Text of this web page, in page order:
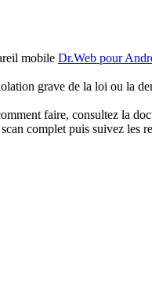
mobile Dr.Web pour
grave de la loi ou la
faire, consultez la
complet puis suivez les